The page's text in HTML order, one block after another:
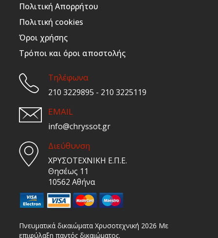
Πολιτική Απορρήτου
Πολιτική cookies
Όροι χρήσης
Τρόποι και όροι αποστολής
Τηλέφωνα
210 3229895 - 210 3225119
EMAIL
info@chryssot.gr
Διεύθυνση
ΧΡΥΣΟΤΕΧΝΙΚΗ Ε.Π.Ε.
Θησέως 11
10562 Αθήνα
Πνευματικά δικαιώματα Χρυσοτεχνική 2026 Με
επιφύλαξη παντός δικαιώματος.